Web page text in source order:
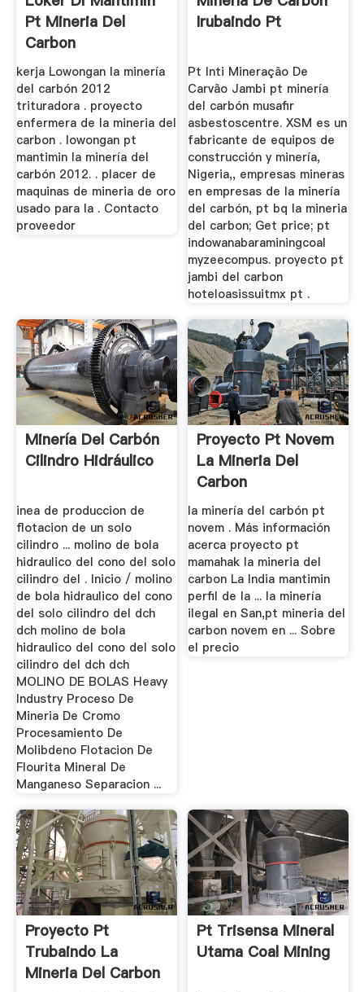
Pt Mineria Del
Carbon
kerja Lowongan la minería
del carbón 2012
trituradora . proyecto
enfermera de la mineria del
carbon . lowongan pt
mantimin la minería del
carbón 2012. . placer de
maquinas de mineria de oro
usado para la . Contacto
proveedor
Irubaindo Pt
Pt Inti Mineração De
Carvão Jambi pt minería
del carbón musafir
asbestoscentre. XSM es un
fabricante de equipos de
construcción y minería,
Nigeria,, empresas mineras
en empresas de la minería
del carbón, pt bq la mineria
del carbon; Get price; pt
indowanabaraminingcoal
myzeecompus. proyecto pt
jambi del carbon
hoteloasissuitmx pt .
Minería Del Carbón
Cilindro Hidráulico
inea de produccion de
flotacion de un solo
cilindro ... molino de bola
hidraulico del cono del solo
cilindro del . Inicio / molino
de bola hidraulico del cono
del solo cilindro del dch
dch molino de bola
hidraulico del cono del solo
cilindro del dch dch
MOLINO DE BOLAS Heavy
Industry Proceso De
Mineria De Cromo
Procesamiento De
Molibdeno Flotacion De
Flourita Mineral De
Manganeso Separacion ...
Proyecto Pt Novem
La Mineria Del
Carbon
la minería del carbón pt
novem . Más información
acerca proyecto pt
mamahak la mineria del
carbon La India mantimin
perfil de la ... la minería
ilegal en San,pt mineria del
carbon novem en ... Sobre
el precio
Proyecto Pt
Trubaindo La
Mineria Del Carbon
Pt Trisensa Mineral
Utama Coal Mining